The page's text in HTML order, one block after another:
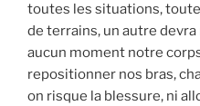
toutes les situations,
de terrains, un autre
aucun moment notre
repositionner nos bras,
on risque la blessure, ni